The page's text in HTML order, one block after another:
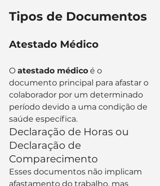
Tipos de Documentos
Atestado Médico
O atestado médico é o
documento principal para afastar o
colaborador por um determinado
período devido a uma condição de
saúde específica.
Declaração de Horas ou
Declaração de
Comparecimento
Esses documentos não implicam
afastamento do trabalho, mas